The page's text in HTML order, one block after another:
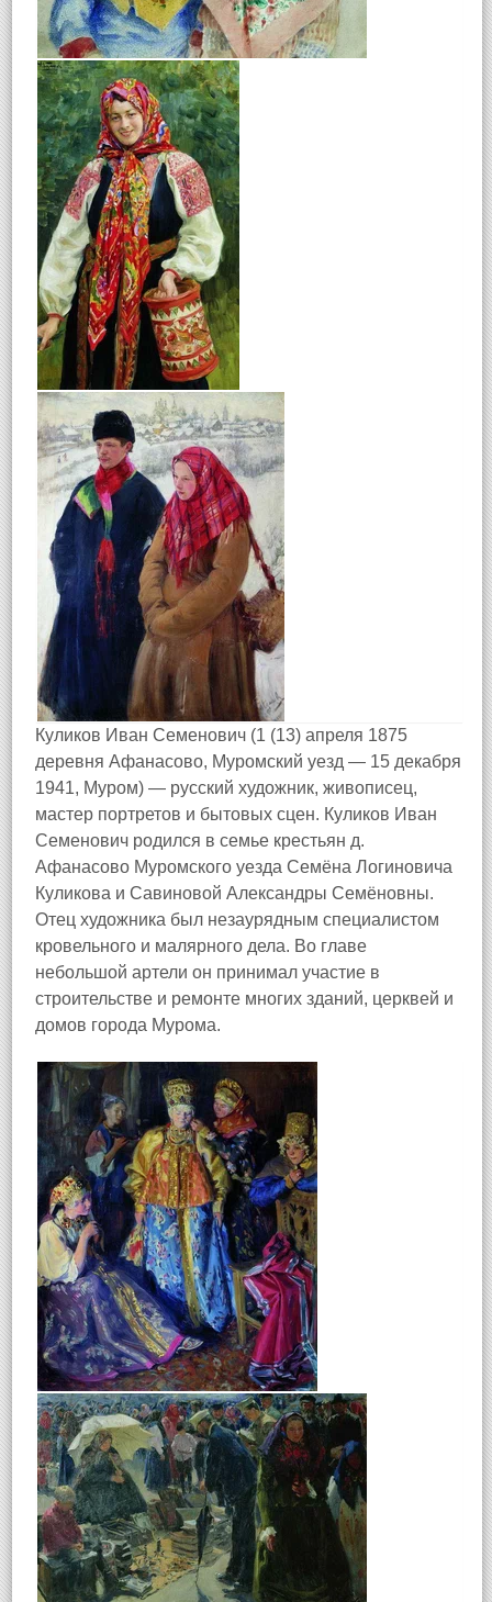
Куликов Иван Семенович (1 (13) апреля 1875
деревня Афанасово, Муромский уезд — 15 декабря
1941, Муром) — русский художник, живописец,
мастер портретов и бытовых сцен. Куликов Иван
Семенович родился в семье крестьян д.
Афанасово Муромского уезда Семёна Логиновича
Куликова и Савиновой Александры Семёновны.
Отец художника был незаурядным специалистом
кровельного и малярного дела. Во главе
небольшой артели он принимал участие в
строительстве и ремонте многих зданий, церквей и
домов города Мурома.